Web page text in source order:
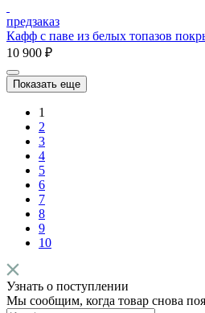
предзаказ
Кафф с паве из белых топазов
10 900 ₽
Показать еще
1
2
3
4
5
6
7
8
9
10
Узнать о поступлении
Мы сообщим, когда товар снова